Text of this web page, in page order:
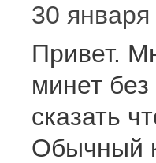
30
Привет.
минет
сказать
Обычный